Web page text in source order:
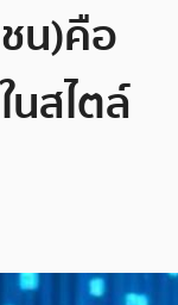
น)คือ
นสไตล์